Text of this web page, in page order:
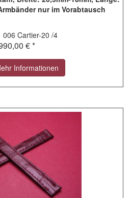
nur im Vorabtausch
Cartier-20 /4
€ *
Informationen